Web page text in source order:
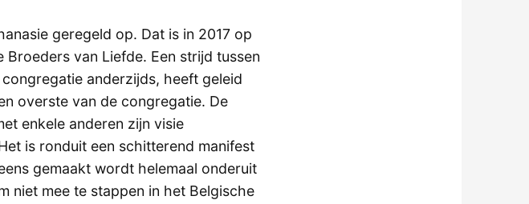
geregeld op. Dat is in 2017 op
van Liefde. Een strijd tussen
anderzijds, heeft geleid
overste van de congregatie. De
enkele anderen zijn visie
is ronduit een schitterend manifest
gemaakt wordt helemaal onderuit
niet mee te stappen in het Belgische